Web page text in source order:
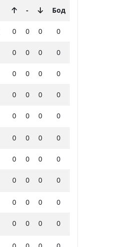
- Бод
0 0 0 0
0 0 0 0
0 0 0 0
0 0 0 0
0 0 0 0
0 0 0 0
0 0 0 0
0 0 0 0
0 0 0 0
0 0 0 0